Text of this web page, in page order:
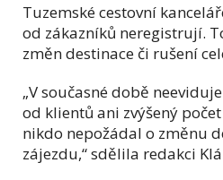
Tuzemské cestovní
od zákazníků neregistrují.
změn destinace či rušení
„V současné době
od klientů ani zvýšený
nikdo nepožádal o změnu
zájezdu,“ sdělila redakci